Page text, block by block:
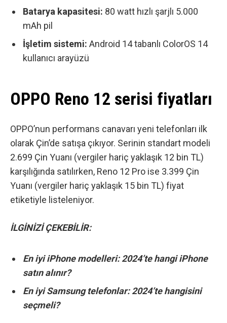
Batarya kapasitesi: 80 watt hızlı şarjlı 5.000
mAh pil
İşletim sistemi: Android 14 tabanlı ColorOS 14
kullanıcı arayüzü
OPPO Reno 12 serisi fiyatları
OPPO’nun performans canavarı yeni telefonları ilk
olarak Çin’de satışa çıkıyor. Serinin standart modeli
2.699 Çin Yuanı (vergiler hariç yaklaşık 12 bin TL)
karşılığında satılırken, Reno 12 Pro ise 3.399 Çin
Yuanı (vergiler hariç yaklaşık 15 bin TL) fiyat
etiketiyle listeleniyor.
İLGİNİZİ ÇEKEBİLİR:
En iyi iPhone modelleri: 2024’te hangi iPhone
satın alınır?
En iyi Samsung telefonlar: 2024’te hangisini
seçmeli?